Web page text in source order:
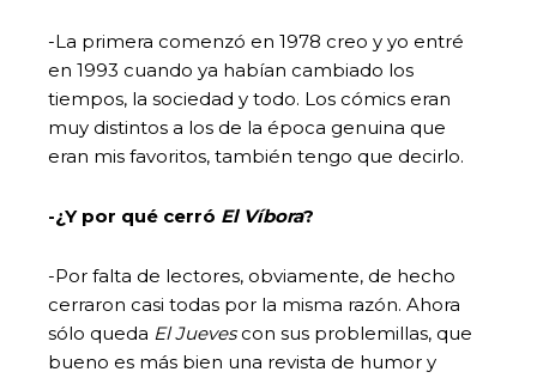
-La primera comenzó en 1978 creo y yo entré
en 1993 cuando ya habían cambiado los
tiempos, la sociedad y todo. Los cómics eran
muy distintos a los de la época genuina que
eran mis favoritos, también tengo que decirlo.
-¿Y por qué cerró El Víbora?
-Por falta de lectores, obviamente, de hecho
cerraron casi todas por la misma razón. Ahora
sólo queda El Juevescon sus problemillas, que
bueno es más bien una revista de humor y